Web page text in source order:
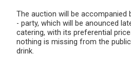
The auction will be accompanied
- party, which will be anounced
catering, with its preferential
nothing is missing from the
drink.